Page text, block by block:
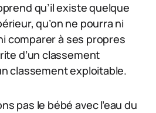
qu’il existe quelque
qu’on ne pourra ni
comparer à ses propres
d’un classement
classement exploitable.
pas le bébé avec l’eau du